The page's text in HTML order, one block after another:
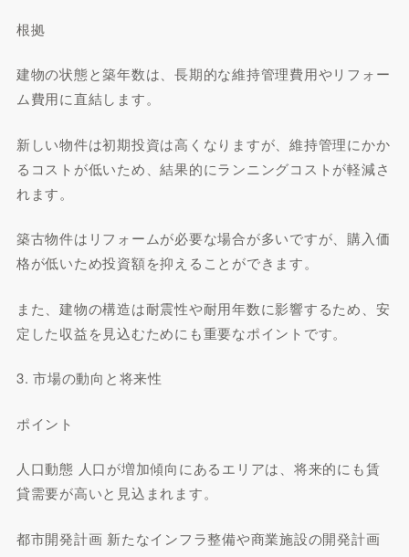
根拠
建物の状態と築年数は、長期的な維持管理費用やリフォー
ム費用に直結します。
新しい物件は初期投資は高くなりますが、維持管理にかか
るコストが低いため、結果的にランニングコストが軽減さ
れます。
築古物件はリフォームが必要な場合が多いですが、購入価
格が低いため投資額を抑えることができます。
また、建物の構造は耐震性や耐用年数に影響するため、安
定した収益を見込むためにも重要なポイントです。
3. 市場の動向と将来性
ポイント
人口動態 人口が増加傾向にあるエリアは、将来的にも賃
貸需要が高いと見込まれます。
都市開発計画 新たなインフラ整備や商業施設の開発計画